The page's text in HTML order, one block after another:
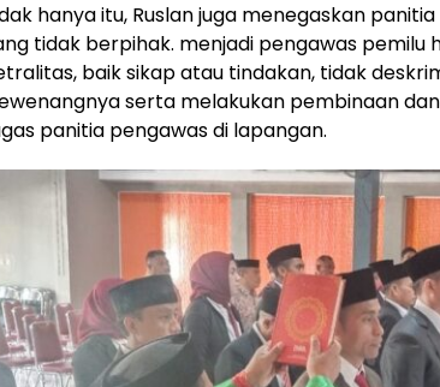
hanya itu, Ruslan juga menegaskan
tidak berpihak. menjadi pengawas pemilu
baik sikap atau tindakan, tidak
serta melakukan pembinaan
panitia pengawas di lapangan.